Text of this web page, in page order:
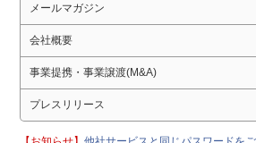
メールマガジン
会社概要
事業提携・事業譲渡(M&A)
プレスリリース